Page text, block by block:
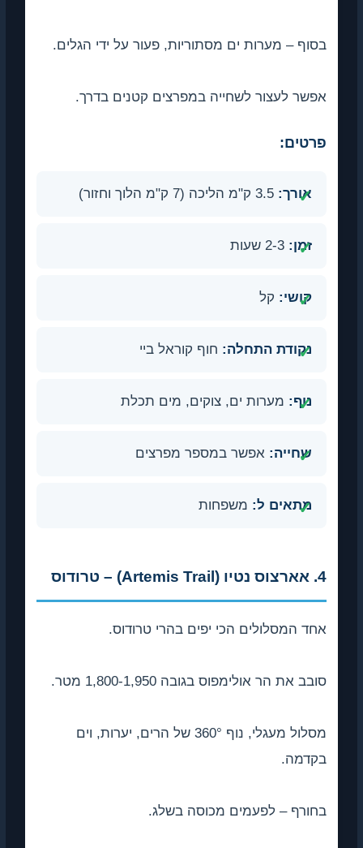
בסוף – מערות ים מסתוריות, פעור על ידי הגלים.
אפשר לעצור לשחייה במפרצים קטנים בדרך.
פרטים:
אורך:3.5 ק"מ הליכה (7 ק"מ הלוך וחזור)
קושי:קל
נקודת התחלה:חוף קוראל ביי
מערות ים, צוקים, מים תכלת
שחייה:אפשר במספר מפרצים
מתאים ל:משפחות
אחד המסלולים הכי יפים בהרי טרודוס.
סובב את הר אולימפוס בגובה 1,800-1,950 מטר.
מסלול מעגלי, נוף 360° של הרים, יערות, וים
בקדמה.
בחורף – לפעמים מכוסה בשלג.